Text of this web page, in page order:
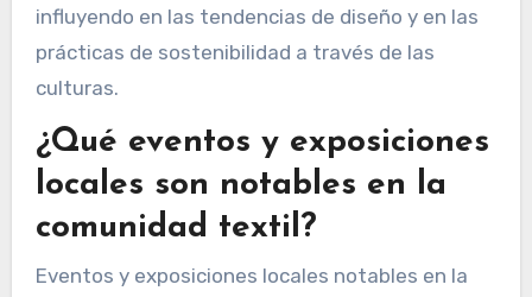
influyendo en las tendencias de diseño y en las
prácticas de sostenibilidad a través de las
culturas.
¿Qué eventos y exposiciones
locales son notables en la
comunidad textil?
Eventos y exposiciones locales notables en la